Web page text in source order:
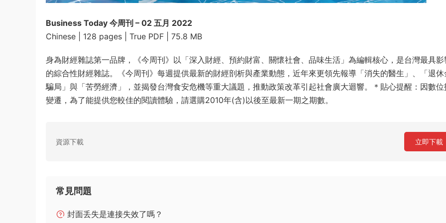
Business Today 今周刊 – 02 五月 2022
Chinese | 128 pages | True PDF | 75.8 MB
身為財經雜誌第一品牌，《今周刊》以「深入財經、預約財富、關懷社會、品味生活」為編輯核心，是台灣最具影
的綜合性財經雜誌。《今周刊》每週提供最新的財經剖析與產業動態，近年來更領先報導「消失的醫生」、「退休
騙局」與「苦勞經濟」，並揭發台灣食安危機等重大議題，推動政策改革引起社會廣大迴響。＊貼心提醒：因數位
變遷，為了能提供您較佳的閱讀體驗，請選購2010年(含)以後至最新一期之期數。
資源下載 立即下載
常見問題
封面丢失是連接失效了嗎？